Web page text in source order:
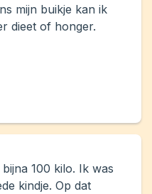
mijn buikje kan ik
dieet of honger.
100 kilo. Ik was
kindje. Op dat